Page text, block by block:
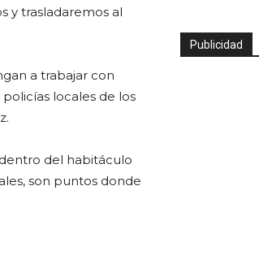
y trasladaremos al
a trabajar con
locales de los
del habitáculo
son puntos donde
Publicidad